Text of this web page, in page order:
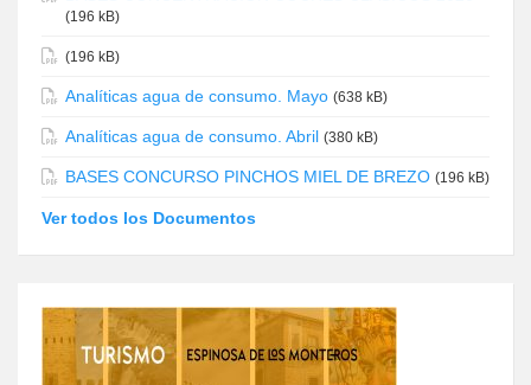
(196 kB)
(196 kB)
Analíticas agua de consumo. Mayo (638 kB)
Analíticas agua de consumo. Abril (380 kB)
BASES CONCURSO PINCHOS MIEL DE BREZO (196 kB)
Ver todos los Documentos